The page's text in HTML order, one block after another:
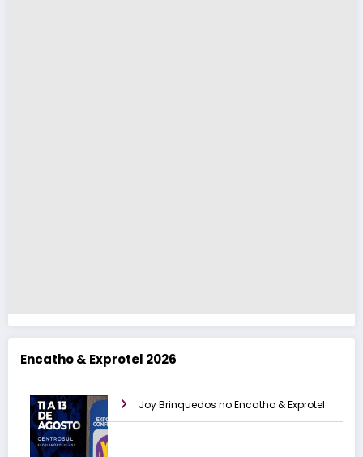
Encatho & Exprotel 2026
Joy Brinquedos no Encatho & Exprotel